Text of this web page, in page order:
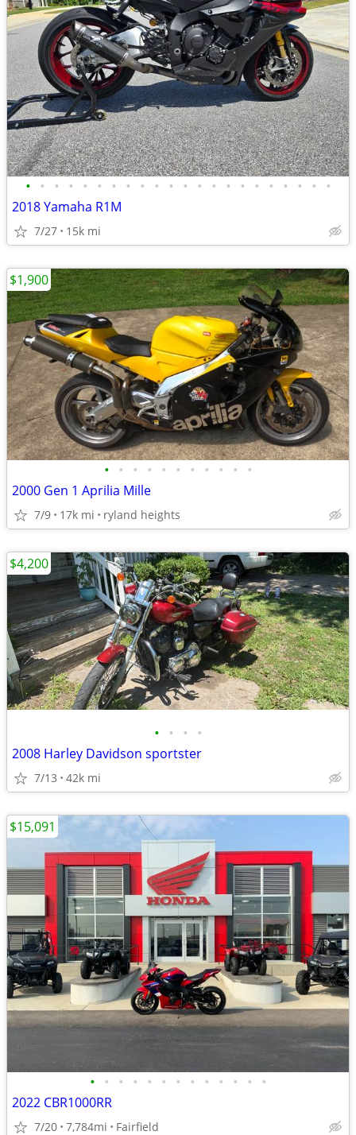
• • • • • • • • • • • • • • • • • • • • • •
2018 Yamaha R1M
7/27 15k mi
• • • • • • • • • • •
2000 Gen 1 Aprilia Mille
7/9 17k mi ryland heights
$1,900
• • • •
2008 Harley Davidson sportster
7/13 42k mi
$4,200
• • • • • • • • • • • • •
2022 CBR1000RR
7/20 7,784mi Fairfield
$15,091